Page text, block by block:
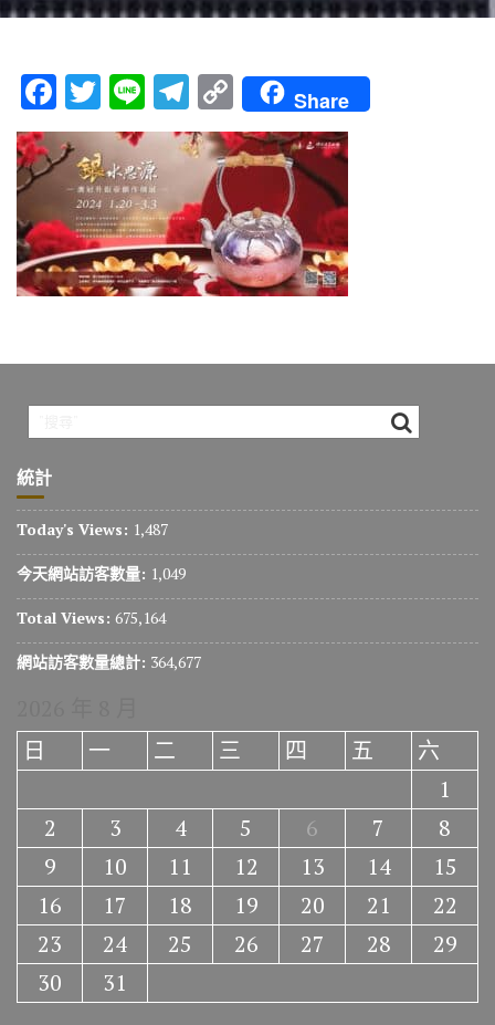
F
ac
e
b
o
o
k
T
w
it
te
r
Li
n
e
T
el
e
gr
a
m
C
o
p
y
Li
n
k
Share
統計
Today's Views: 1,487
今天網站訪客數量: 1,049
Total Views: 675,164
網站訪客數量總計: 364,677
日
一 二 三 四 五
六
1
2
3 4 5 6 7
8
9
10 11 12 13 14
15
16
17 18 19 20 21
22
23
24 25 26 27 28
29
30
31